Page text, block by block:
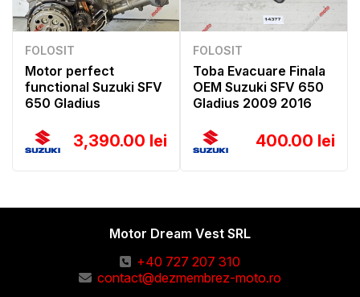
FOLOSIT
Motor perfect
functional Suzuki SFV
650 Gladius
3,390.00 lei
FOLOSIT
Toba Evacuare Finala
OEM Suzuki SFV 650
Gladius 2009 2016
400.00 lei
Motor Dream Vest SRL
+40 727 207 310
contact@dezmembrez-moto.ro